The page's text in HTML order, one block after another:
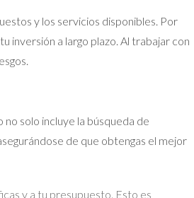
y los servicios disponibles. Por
inversión a largo plazo. Al trabajar con
solo incluye la búsqueda de
de que obtengas el mejor
y a tu presupuesto. Esto es